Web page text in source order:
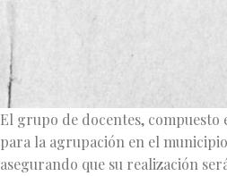
En un encuentro significativo
para la presidencia municipal,
Trabajadores de la Educación
presidente municipal.
El grupo de docentes,
para la agrupación en el
asegurando que su realización